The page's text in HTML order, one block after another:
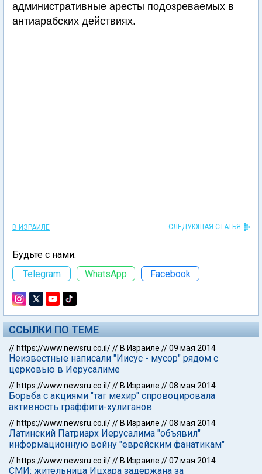
административные аресты подозреваемых в
антиарабских действиях.
В ИЗРАИЛЕ СЛЕДУЮЩАЯ СТАТЬЯ
Будьте с нами:
Telegram
WhatsApp Facebook
ССЫЛКИ ПО ТЕМЕ
// https://www.newsru.co.il/// В Израиле //09 мая 2014
Неизвестные написали "Иисус - мусор" рядом с
церковью в Иерусалиме
// https://www.newsru.co.il/// В Израиле //08 мая 2014
Борьба с акциями "таг мехир" спровоцировала
активность граффити-хулиганов
// https://www.newsru.co.il/// В Израиле //08 мая 2014
Латинский Патриарх Иерусалима "объявил"
информационную войну "еврейским фанатикам"
// https://www.newsru.co.il/// В Израиле //07 мая 2014
СМИ: жительница Ицхара задержана за